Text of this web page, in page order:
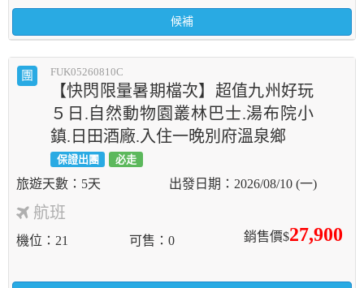
候補
團 FUK05260810C
【快閃限量暑期檔次】超值九州好玩
５日.自然動物園叢林巴士.湯布院小
鎮.日田酒廠.入住一晚別府溫泉鄉
保證出團 必走
5天 2026/08/10 (一)
航班
銷售價$27,900
機位 21 可售 0